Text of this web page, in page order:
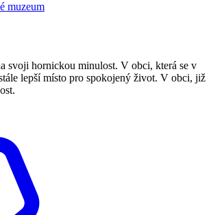
muzeum
svoji hornickou minulost. V obci, která se v
lepší místo pro spokojený život. V obci, již